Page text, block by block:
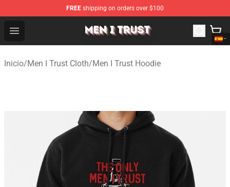
FREE shipping on orders over $100
Open menu
Men I Trust Shop - Official Men I Trust Merchandise Store
Inicio/Men I Trust Cloth/Men I Trust Hoodie